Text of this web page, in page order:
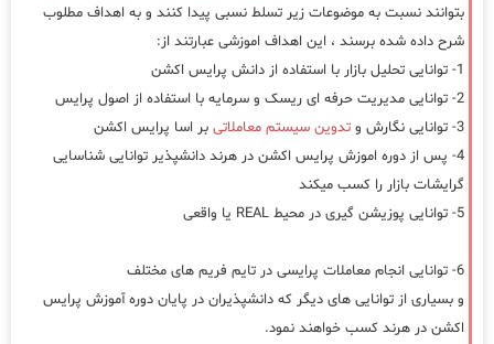
بتوانند نسبت به موضوعات زیر تسلط نسبی پیدا کنند و به اهداف مطلوب
شرح داده شده برسند ، این اهداف اموزشی عبارتند از:
1- توانایی تحلیل بازار با استفاده از دانش پرایس اکشن
2- توانایی مدیریت حرفه ای ریسک و سرمایه با استفاده از اصول پرایس
3- توانایی نگارش و
تدوین سیستم معاملاتی بر اسا پرایس اکشن
4- پس از دوره اموزش پرایس اکشن در هرند دانشپذیر توانایی شناسایی
گرایشات بازار را کسب میکند
5- توانایی پوزیشن گیری در محیط REAL یا واقعی
6- توانایی انجام معاملات پرایسی در تایم فریم های مختلف
و بسیاری از توانایی های دیگر که دانشپذیران در پایان دوره آموزش پرایس
اکشن در هرند کسب خواهند نمود.